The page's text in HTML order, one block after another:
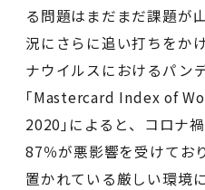
る問題はまだまだ課題が
況にさらに追い打ちをか
ナウイルスにおけるパン
｢Mastercard Index of
2020｣によると、コロナ
87％が悪影響を受けてお
置かれている厳しい環境